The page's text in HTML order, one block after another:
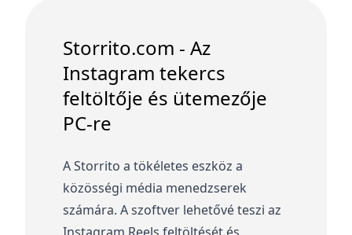
Storrito.com - Az
Instagram tekercs
feltöltője és ütemezője
PC-re
A Storrito a tökéletes eszköz a
közösségi média menedzserek
számára. A szoftver lehetővé teszi az